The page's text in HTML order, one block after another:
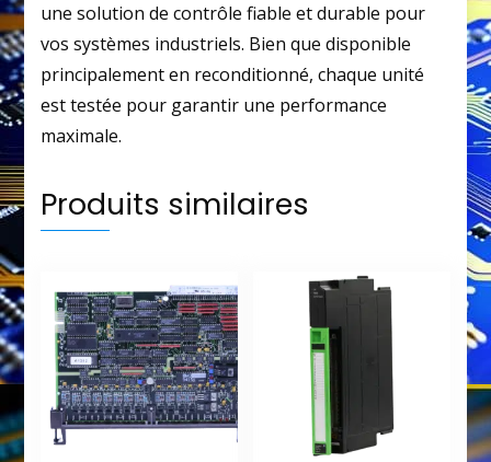
une solution de contrôle fiable et durable pour
vos systèmes industriels. Bien que disponible
principalement en reconditionné, chaque unité
est testée pour garantir une performance
maximale.
Produits similaires